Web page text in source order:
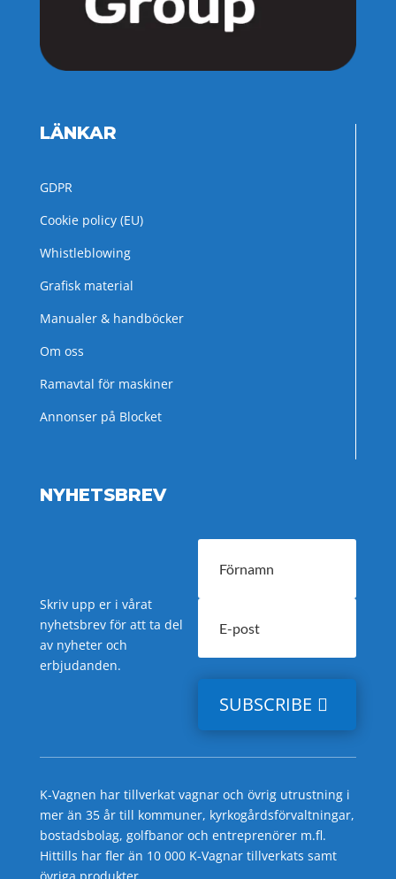
LÄNKAR
GDPR
Cookie policy (EU)
Whistleblowing
Grafisk material
Manualer & handböcker
Om oss
Ramavtal för maskiner
Annonser på Blocket
NYHETSBREV
Skriv upp er i vårat
nyhetsbrev för att ta del
av nyheter och
erbjudanden.
SUBSCRIBE
K-Vagnen har tillverkat vagnar och övrig utrustning i
mer än 35 år till kommuner, kyrkogårdsförvaltningar,
bostadsbolag, golfbanor och entreprenörer m.fl.
Hittills har fler än 10 000 K-Vagnar tillverkats samt